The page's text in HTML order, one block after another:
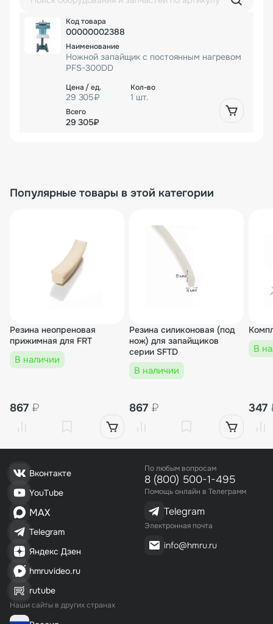
00000002388
Ножной запайщик с постоянным нагревом
PFS-300DD
29 305₽ 1 шт.
29 305₽
Популярные товары в этой категории
Резина неопреновая
прижимная для FRT
В наличии
867 ₽
Резина силиконовая (под
нож) для запайщиков
серии SFTD
В наличии
867 ₽
В
347
Вконтакте
YouTube
MAX
Telegram
Яндекс Дзен
hmruvideo.ru
rutube
Наши сайты в других странах
По любым вопросам
8 (800) 500-1-495
Помощь онлайн в Телеграмм
Telegram
Электронная почта
info@hmru.ru